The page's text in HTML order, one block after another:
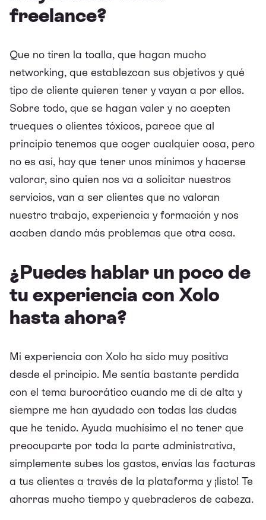
freelance?
Que no tiren la toalla, que hagan mucho
networking, que establezcan sus objetivos y qué
tipo de cliente quieren tener y vayan a por ellos.
Sobre todo, que se hagan valer y no acepten
trueques o clientes tóxicos, parece que al
principio tenemos que coger cualquier cosa, pero
no es así, hay que tener unos mínimos y hacerse
valorar, sino quien nos va a solicitar nuestros
servicios, van a ser clientes que no valoran
nuestro trabajo, experiencia y formación y nos
acaben dando más problemas que otra cosa.
¿Puedes hablar un poco de
tu experiencia con Xolo
hasta ahora?
Mi experiencia con Xolo ha sido muy positiva
desde el principio. Me sentía bastante perdida
con el tema burocrático cuando me di de alta y
siempre me han ayudado con todas las dudas
que he tenido. Ayuda muchísimo el no tener que
preocuparte por toda la parte administrativa,
simplemente subes los gastos, envías las facturas
a tus clientes a través de la plataforma y ¡listo! Te
ahorras mucho tiempo y quebraderos de cabeza.